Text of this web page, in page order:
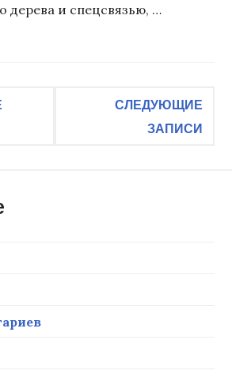
дерева и спецсвязью, …
память
СЛЕДУЮЩИЕ
ЗАПИСИ